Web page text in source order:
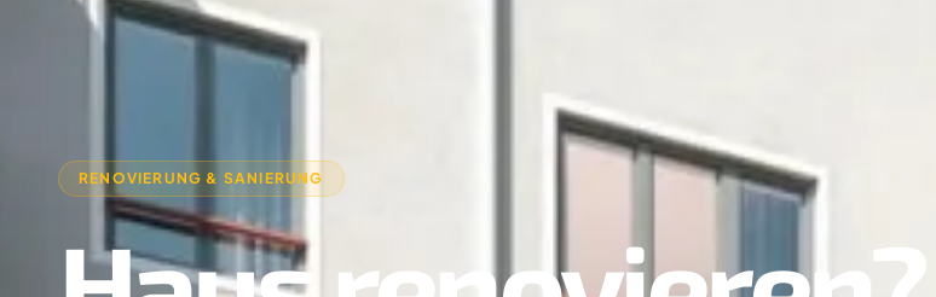
RENOVIERUNG & SANIERUNG